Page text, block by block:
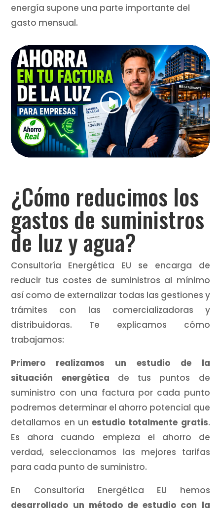
energía supone una parte importante del
gasto mensual.
¿Cómo reducimos los
gastos de suministros
de luz y agua?
Consultoría Energética EU se encarga de
reducir tus costes de suministros al mínimo
así como de externalizar todas las gestiones y
trámites con las comercializadoras y
distribuidoras. Te explicamos cómo
trabajamos:
Primero realizamos un estudio de la
situación energética de tus puntos de
suministro con una factura por cada punto
podremos determinar el ahorro potencial que
detallamos en unestudio totalmente gratis.
Es ahora cuando empieza el ahorro de
verdad, seleccionamos las mejores tarifas
para cada punto de suministro.
En Consultoría Energética EU hemos
desarrollado un método de estudio con la